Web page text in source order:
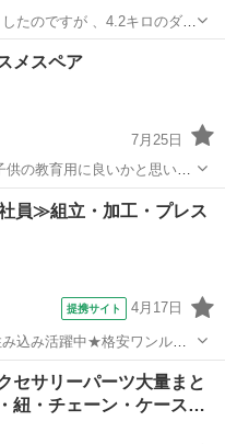
たのですが 、4.2キロのダッ
ワワなどの犬種用かと思い
メスペア
7月25日
の教育用に良いかと思い育
譲りします。 大きさはオス
でしょうか？ お渡しの際はカ
他 オオクワガタ
員≫組立・加工・プレス
提携サイト 4月17日
込み活躍中★格安ワンルー
給あり！土日祝休み＆年間休
活躍中！《神奈川県茅ケ崎
他
セサリーパーツ大量まと
紐・チェーン・ケース…